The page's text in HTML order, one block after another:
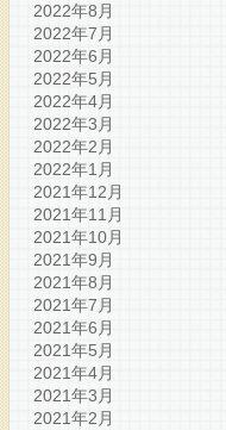
2022年8月
2022年7月
2022年6月
2022年5月
2022年4月
2022年3月
2022年2月
2022年1月
2021年12月
2021年11月
2021年10月
2021年9月
2021年8月
2021年7月
2021年6月
2021年5月
2021年4月
2021年3月
2021年2月